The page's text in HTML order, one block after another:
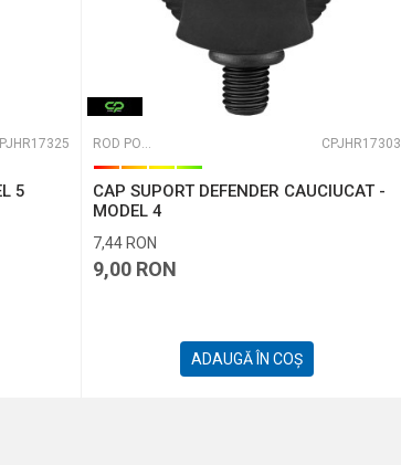
5
ROD PODURI, BUZZBARI ȘI BANCKSTI CPJHR17303
CAP SUPORT DEFENDER CAUCIUCAT -
MODEL 4
7,44 RON
9,00 RON
ADAUGĂ ÎN COȘ